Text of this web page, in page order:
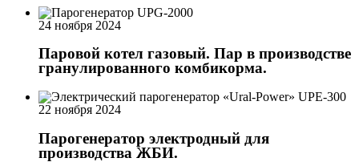
24 ноября 2024
Паровой котел газовый. Пар в производстве
гранулированного комбикорма.
22 ноября 2024
Парогенератор электродный для
производства ЖБИ.